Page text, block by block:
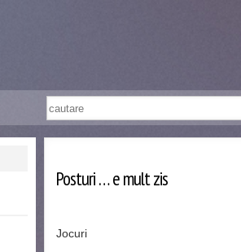
Posturi … e mult zis
Jocuri